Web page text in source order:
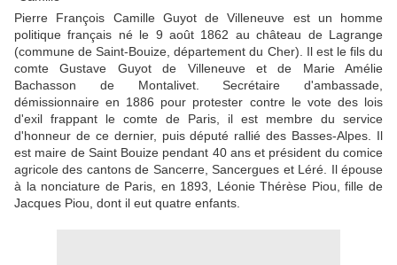
Pierre François Camille Guyot de Villeneuve est un homme
politique français né le 9 août 1862 au château de Lagrange
(commune de Saint-Bouize, département du Cher). Il est le fils du
comte Gustave Guyot de Villeneuve et de Marie Amélie
Bachasson de Montalivet. Secrétaire d'ambassade,
démissionnaire en 1886 pour protester contre le vote des lois
d'exil frappant le comte de Paris, il est membre du service
d'honneur de ce dernier, puis député rallié des Basses-Alpes. Il
est maire de Saint Bouize pendant 40 ans et président du comice
agricole des cantons de Sancerre, Sancergues et Léré. Il épouse
à la nonciature de Paris, en 1893, Léonie Thérèse Piou, fille de
Jacques Piou, dont il eut quatre enfants.